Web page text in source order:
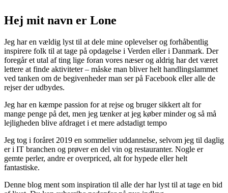
Hej mit navn er Lone
Jeg har en vældig lyst til at dele mine oplevelser og forhåbentlig
inspirere folk til at tage på opdagelse i Verden eller i Danmark. Der
foregår et utal af ting lige foran vores næser og aldrig har det været
lettere at finde aktiviteter – måske man bliver helt handlingslammet
ved tanken om de begivenheder man ser på Facebook eller alle de
rejser der udbydes.
Jeg har en kæmpe passion for at rejse og bruger sikkert alt for
mange penge på det, men jeg tænker at jeg køber minder og så må
lejligheden blive afdraget i et mere adstadigt tempo
Jeg tog i foråret 2019 en sommelier uddannelse, selvom jeg til daglig
er i IT branchen og prøver en del vin og restauranter. Nogle er
gemte perler, andre er overpriced, alt for hypede eller helt
fantastiske.
Denne blog ment som inspiration til alle der har lyst til at tage en bid